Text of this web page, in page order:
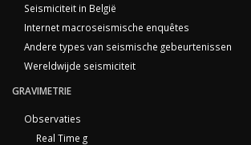
Seismiciteit in België
Internet macroseismische enquêtes
Andere types van seismische gebeurtenissen
Wereldwijde seismiciteit
GRAVIMETRIE
Observaties
Real Time g